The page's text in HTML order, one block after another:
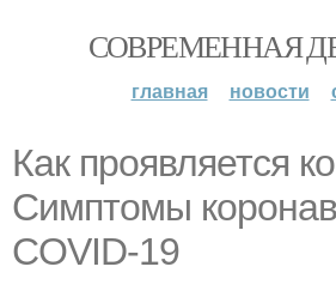
СОВРЕМЕННАЯ
главная новости
Как проявляется
Симптомы
COVID-19